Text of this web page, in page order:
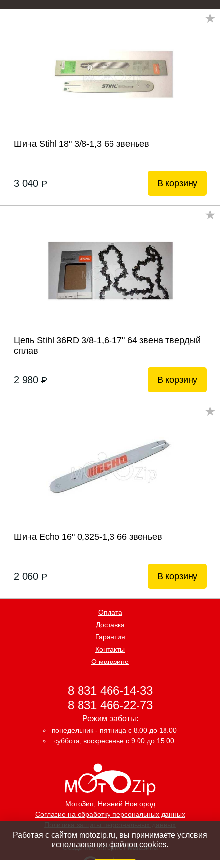
Шина Stihl 18" 3/8-1,3 66 звеньев
3 040 P В корзину
Цепь Stihl 36RD 3/8-1,6-17" 64 звена твердый
сплав
2 980 P В корзину
Шина Echo 16" 0,325-1,3 66 звеньев
2 060 P В корзину
МотоЗип, Нижний Новгород
Согласие на обработку персональных данных
Политика защиты персональных данных
Оплата
Доставка
Гарантия
Контакты
О магазине
8 831 466-14-33
8 831 466-22-73
Режим работы:
понедельник - пятница с 8.00 до 18.00
суббота, воскресенье с 9.00 до 15.00
Создание интернет магазина
Работая с сайтом motozip.ru, вы принимаете условия
использования файлов cookies.